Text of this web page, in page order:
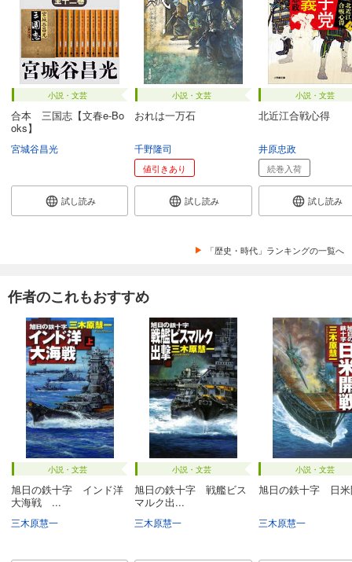
小説・文芸
合本 三国志【文春e-Bo
oks】
宮城谷昌光
試し読み
小説・文芸
おれは一万石
千野隆司
値引きあり
試し読み
小説・文芸
北近江合戦心得
井原忠政
続巻入荷
試し読み
「歴史・時代」ランキングの一覧へ
作者のこれもおすすめ
小説・文芸
旭日の鉄十字 インド洋
大海戦 ...
三木原慧一
小説・文芸
旭日の鉄十字 戦艦ビス
マルク出...
三木原慧一
小説・文芸
旭日の鉄十字 日米
三木原慧一